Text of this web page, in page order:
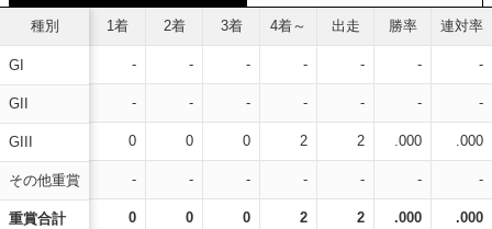
種別
GI
GII
GIII
その他重賞
重賞合計
1着 2着 3着 4着～ 出走 勝率 連対率
- - - - - - -
- - - - - - -
0 0 0 2 2 .000 .000
- - - - - - -
0 0 0 2 2 .000 .000